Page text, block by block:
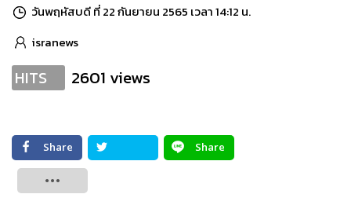
วันพฤหัสบดี ที่ 22 กันยายน 2565 เวลา 14:12 น.
isranews
HITS 2601 views
Share
Share